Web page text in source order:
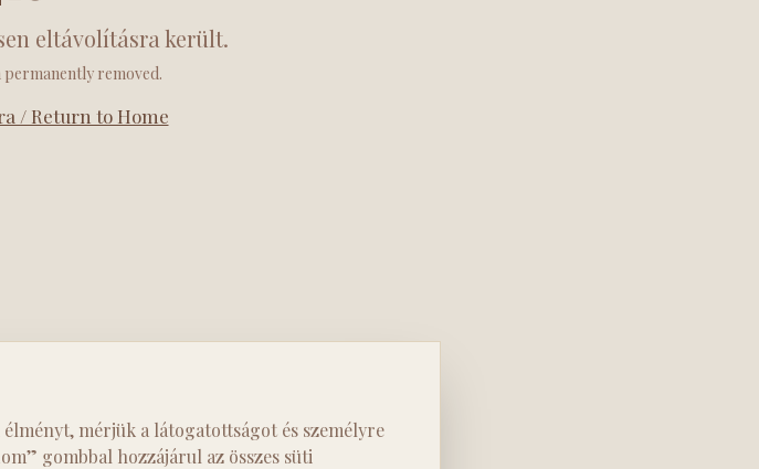
eltávolításra került.
permanently removed.
/ Return to Home
mérjük a látogatottságot és személyre
gombbal hozzájárul az összes süti